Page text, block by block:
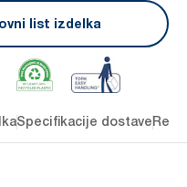
list izdelka
Specifikacije dostave